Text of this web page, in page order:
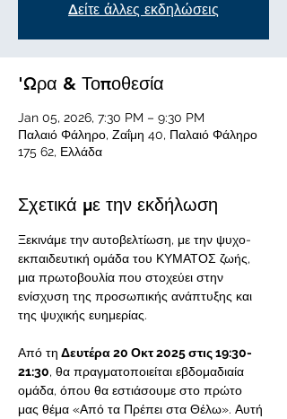
Δείτε άλλες εκδηλώσεις
'Ωρα & Τοποθεσία
Jan 05, 2026, 7:30 PM – 9:30 PM
Παλαιό Φάληρο, Ζαΐμη 40, Παλαιό Φάληρο
175 62, Ελλάδα
Σχετικά με την εκδήλωση
Ξεκινάμε την αυτοβελτίωση, με την ψυχο-
εκπαιδευτική ομάδα του ΚΥΜΑΤΟΣ ζωής,
μια πρωτοβουλία που στοχεύει στην
ενίσχυση της προσωπικής ανάπτυξης και
της ψυχικής ευημερίας.
Από τη Δευτέρα 20 Οκτ 2025 στις 19:30-
21:30, θα πραγματοποιείται εβδομαδιαία
ομάδα, όπου θα εστιάσουμε στο πρώτο
μας θέμα «Από τα Πρέπει στα Θέλω». Αυτή